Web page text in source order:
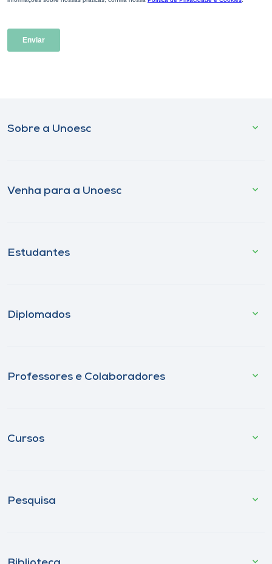
Sobre a Unoesc
Venha para a Unoesc
Estudantes
Diplomados
Professores e Colaboradores
Cursos
Pesquisa